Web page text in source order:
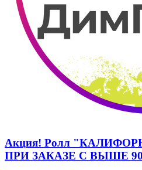
Акция! Ролл
ПРИ ЗАКАЗЕ С ВЫШЕ